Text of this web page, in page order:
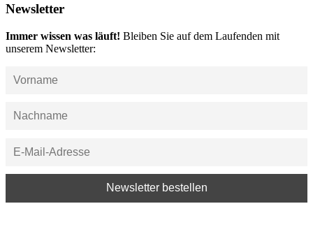
Newsletter
Immer wissen was läuft! Bleiben Sie auf dem Laufenden mit
unserem Newsletter: